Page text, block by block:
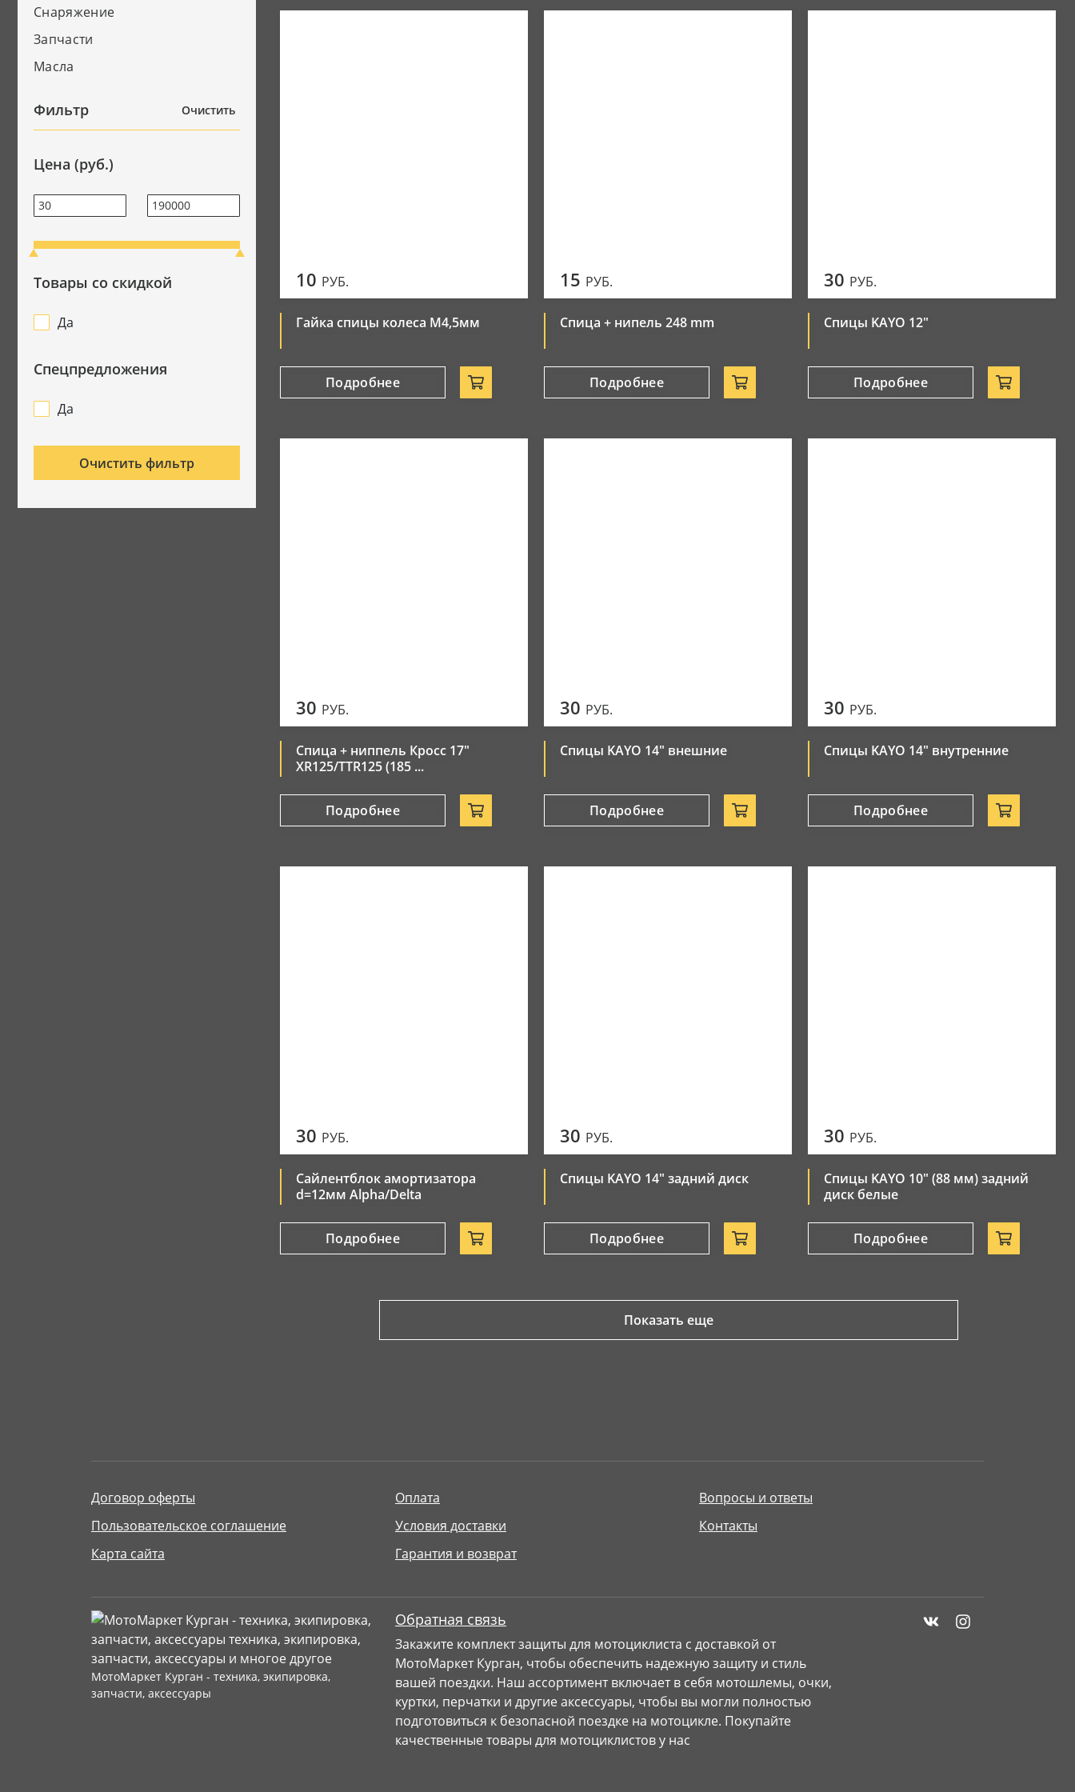
Снаряжение
Запчасти
Масла
Фильтр Очистить
Цена (руб.)
Товары со скидкой
Да
Спецпредложения
Да
Новинки
Очистить фильтр
10 РУБ.
Гайка спицы колеса М4,5мм
Подробнее
15 РУБ.
Спица + нипель 248 mm
Подробнее
30 РУБ.
Спицы KAYO 12"
Подробнее
30 РУБ.
Спица + ниппель Кросс 17"
XR125/TTR125 (185 ...
Подробнее
30 РУБ.
Спицы KAYO 14" внешние
Подробнее
30 РУБ.
Спицы KAYO 14" внутренние
Подробнее
30 РУБ.
Сайлентблок амортизатора
d=12мм Alpha/Delta
Подробнее
30 РУБ.
Спицы KAYO 14" задний диск
Подробнее
30 РУБ.
Спицы KAYO 10" (88 мм) задний
диск белые
Подробнее
Показать еще
Договор оферты
Пользовательское соглашение
Карта сайта
Оплата
Условия доставки
Гарантия и возврат
Вопросы и ответы
Контакты
МотоМаркет Курган - техника, экипировка,
запчасти, аксессуары
Обратная связь
Закажите комплект защиты для мотоциклиста с доставкой от
МотоМаркет Курган, чтобы обеспечить надежную защиту и стиль
вашей поездки. Наш ассортимент включает в себя мотошлемы, очки,
куртки, перчатки и другие аксессуары, чтобы вы могли полностью
подготовиться к безопасной поездке на мотоцикле. Покупайте
качественные товары для мотоциклистов у нас